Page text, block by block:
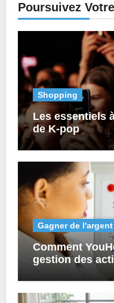
Poursuivez
Shopping
Les essentiels
de K-pop
Gagner de l'argent
Comment
gestion des
prêts